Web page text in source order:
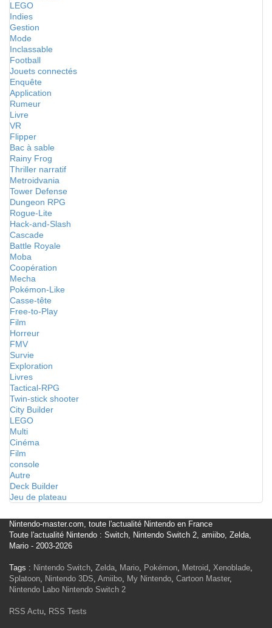
LEGO
Indies
Gestion
Mode
Inclassable
Football
Jouets connectés
Enquête
Application
Rumeur
Livre
VR
Flipper
Bac à sable
Rainy Frog
Thriller narratif
Metroidvania
Tower Defense
Dungeon RPG
Rogue-Lite
Hack-and-Slash
Cascade
Battle Royale
Moba
Coopération
Mecha
Pokémon-Like
Casse-tête
Free-to-Play
Film
Horreur
FMV
Survie
Exploration
Livres
Tactical-RPG
Twin-stick shooter
City Builder
LEGO
Multi
Cinéma
Film
console
Autre
Deck Builder
Jeu de plateau
Nintendo-master.com, toute l'actualité Nintendo en France
Toute l'actualité Nintendo : Switch, Nintendo Switch 2, amiibo, Zelda,
Mario - 2003-2026
Tags : Nintendo Switch, Zelda, Mario, Pokémon, Metroid, Xenoblade,
Splatoon, Nintendo 3DS, Amiibo, My Nintendo, Cartoon Master,
Nintendo Labo Nintendo Switch 2
RSS Actu, RSS Tests